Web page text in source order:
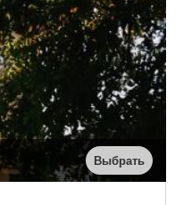
Выбрать